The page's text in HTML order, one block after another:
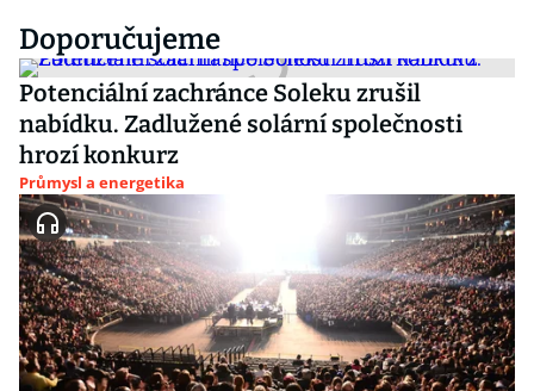
Doporučujeme
Potenciální zachránce Soleku zrušil
nabídku. Zadlužené solární společnosti
hrozí konkurz
Průmysl a energetika